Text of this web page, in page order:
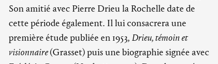
Son amitié avec Pierre Drieu la Rochelle date de
cette période également. Il lui consacrera une
première étude publiée en 1953, Drieu, témoin et
visionnaire(Grasset) puis une biographie signée avec